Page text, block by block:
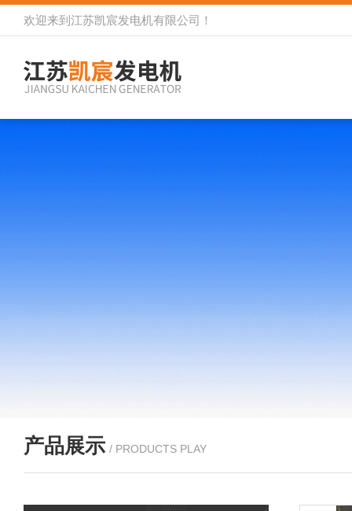
欢迎来到 江苏凯宸发电机有限公司 ！
产品展示 / PRODUCTS PLAY